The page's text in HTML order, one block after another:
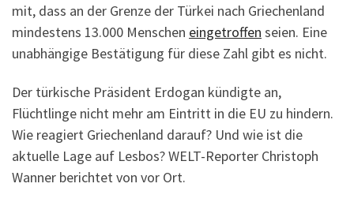
mit, dass an der Grenze der Türkei nach Griechenland
mindestens 13.000 Menschen eingetroffen seien. Eine
unabhängige Bestätigung für diese Zahl gibt es nicht.
Der türkische Präsident Erdogan kündigte an,
Flüchtlinge nicht mehr am Eintritt in die EU zu hindern.
Wie reagiert Griechenland darauf? Und wie ist die
aktuelle Lage auf Lesbos? WELT-Reporter Christoph
Wanner berichtet von vor Ort.